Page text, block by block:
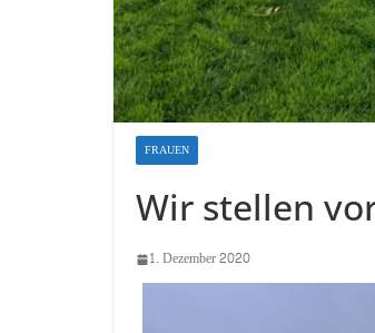
FRAUEN
Wir stellen
1. Dezember 2020